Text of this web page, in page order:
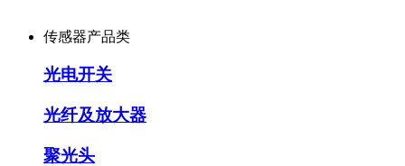
传感器产品类
光电开关
光纤及放大器
聚光头